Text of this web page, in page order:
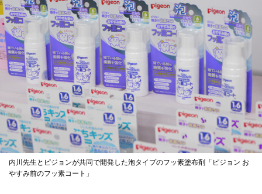
内川先生とピジョンが共同で開発した泡タイプのフッ素塗布剤「ピジョン お
やすみ前のフッ素コート」